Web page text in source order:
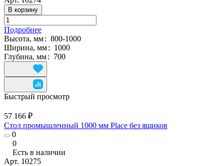
В корзину
Подробнее
Высота, мм: 800-1000
Ширина, мм: 1000
Глубина, мм: 700
Быстрый просмотр
57 166 ₽
Стол промышленный 1000 мм Place без ящиков
0
0
Есть в наличии
Арт. 10275